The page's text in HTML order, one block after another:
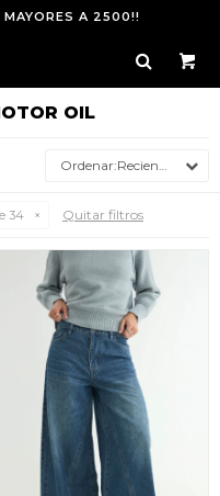
MAYORES A 2500!!
OIL
Recientes
34 Quitar filtros